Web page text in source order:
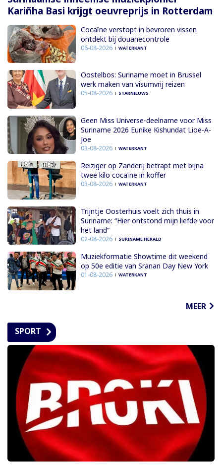
Kariñha Basi krijgt oeuvreprijs in Rotterdam
Cocaïne verstopt in bevroren vissen
ontdekt bij douanecontrole
06-08-2026 WATERKANT
Oostelbos: Suriname moet in Brussel
werk maken van visumvrij reizen
05-08-2026 STARNIEUWS
Geen Miss Universe-deelname voor Miss
Suriname 2026 Eunike Kishundat Lioe-A-
Joe
03-08-2026 WATERKANT
Reiziger op Zanderij betrapt met bijna
twee kilo cocaïne in koffer
03-08-2026 WATERKANT
Trijntje Oosterhuis voelt zich thuis in
Suriname: “Hier ontstond mijn liefde voor
het land”
02-08-2026 SURINAME HERALD
Muziekformatie Showtime dit weekend
op 50e editie van Sranan Day New York
01-08-2026 WATERKANT
MEER
SPORT